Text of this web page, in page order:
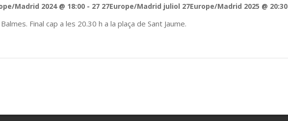
Madrid 2024 @ 18:00 - 27 27Europe/Madrid juliol 27Europe/Madrid 2025 @ 20:30
Final cap a les 20.30 h a la plaça de Sant Jaume.
time.